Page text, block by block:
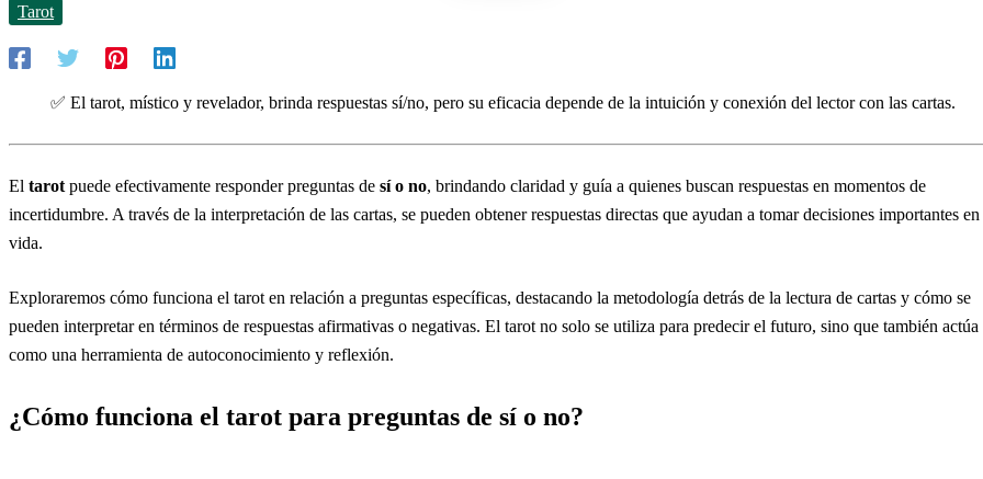
Tarot
✅ El tarot, místico y revelador, brinda respuestas sí/no, pero su eficacia depende de la intuición y conexión del lector con las cartas.
El tarot puede efectivamente responder preguntas de sí o no, brindando claridad y guía a quienes buscan respuestas en momentos de
incertidumbre. A través de la interpretación de las cartas, se pueden obtener respuestas directas que ayudan a tomar decisiones importantes
vida.
Exploraremos cómo funciona el tarot en relación a preguntas específicas, destacando la metodología detrás de la lectura de cartas y cómo se
pueden interpretar en términos de respuestas afirmativas o negativas. El tarot no solo se utiliza para predecir el futuro, sino que también actúa
como una herramienta de autoconocimiento y reflexión.
¿Cómo funciona el tarot para preguntas de sí o no?